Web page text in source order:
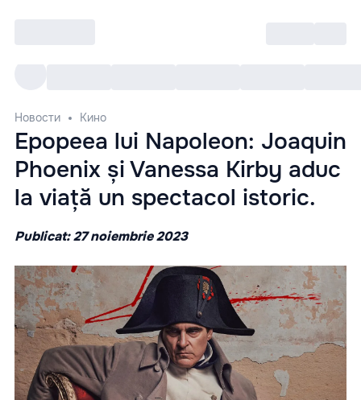
Новости Кино
Epopeea lui Napoleon: Joaquin
Phoenix și Vanessa Kirby aduc
la viață un spectacol istoric.
Publicat: 27 noiembrie 2023